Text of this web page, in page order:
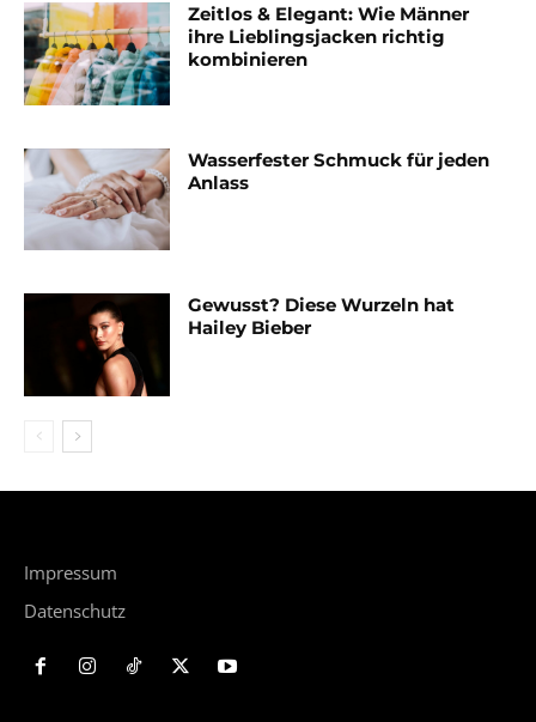
Zeitlos & Elegant: Wie Männer
ihre Lieblingsjacken richtig
kombinieren
Wasserfester Schmuck für jeden
Anlass
Gewusst? Diese Wurzeln hat
Hailey Bieber
Impressum
Datenschutz